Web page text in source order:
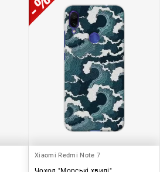
Xiaomi Redmi Note 7